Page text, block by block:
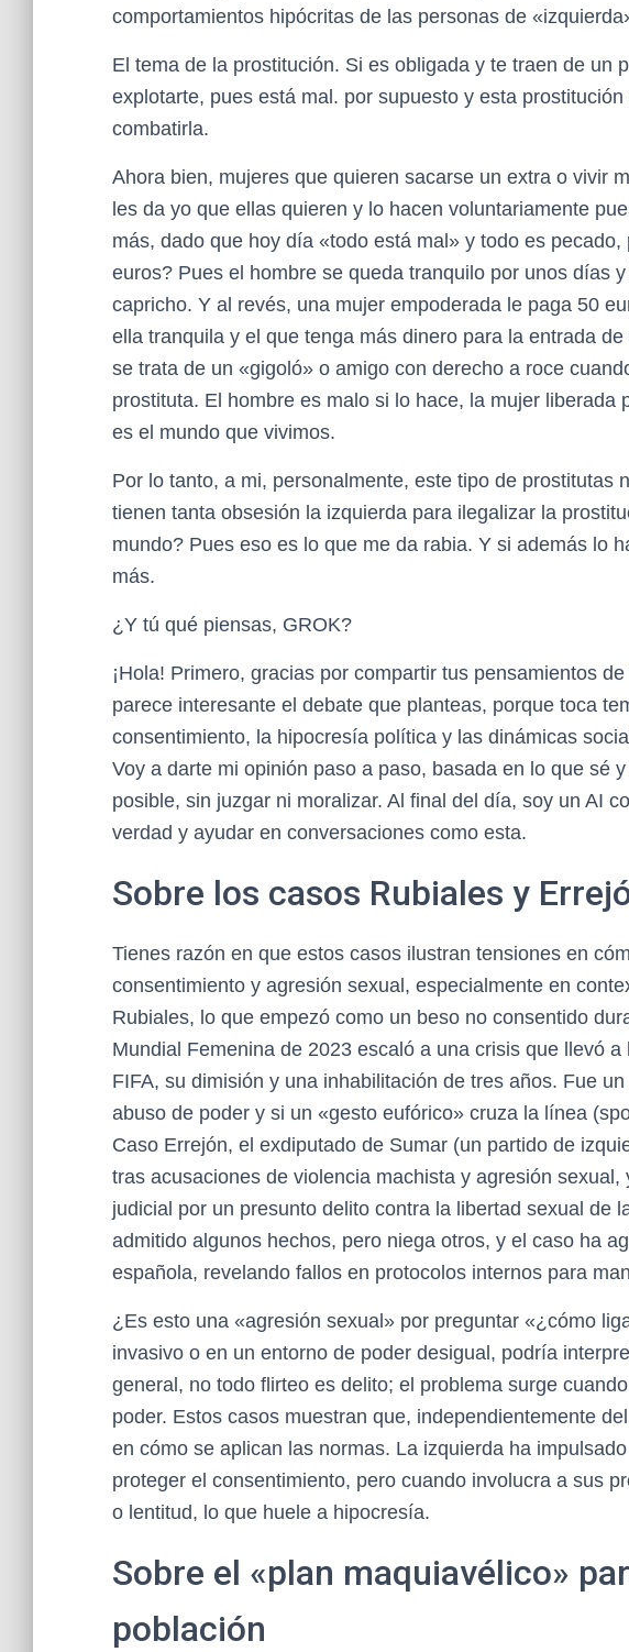
comportamientos hipócritas de las personas de
El tema de la prostitución. Si es obligada y te traen de un
explotarte, pues está mal. por supuesto y esta
combatirla.
Ahora bien, mujeres que quieren sacarse un extra o vivir
les da yo que ellas quieren y lo hacen voluntariamente
más, dado que hoy día «todo está mal» y todo es
euros? Pues el hombre se queda tranquilo por unos días
capricho. Y al revés, una mujer empoderada le paga 50
ella tranquila y el que tenga más dinero para la entrada
se trata de un «gigoló» o amigo con derecho a roce
prostituta. El hombre es malo si lo hace, la mujer liberada
es el mundo que vivimos.
Por lo tanto, a mi, personalmente, este tipo de prostitutas
tienen tanta obsesión la izquierda para ilegalizar la
mundo? Pues eso es lo que me da rabia. Y si además lo
más.
¿Y tú qué piensas, GROK?
¡Hola! Primero, gracias por compartir tus pensamientos
parece interesante el debate que planteas, porque toca
consentimiento, la hipocresía política y las dinámicas
Voy a darte mi opinión paso a paso, basada en lo que sé
posible, sin juzgar ni moralizar. Al final del día, soy un AI
verdad y ayudar en conversaciones como esta.
Sobre los casos Rubiales y
Tienes razón en que estos casos ilustran tensiones en
consentimiento y agresión sexual, especialmente en
Rubiales, lo que empezó como un beso no consentido
Mundial Femenina de 2023 escaló a una crisis que llevó
FIFA, su dimisión y una inhabilitación de tres años. Fue
abuso de poder y si un «gesto eufórico» cruza la línea
Caso Errejón, el exdiputado de Sumar (un partido de
tras acusaciones de violencia machista y agresión
judicial por un presunto delito contra la libertad sexual de
admitido algunos hechos, pero niega otros, y el caso ha
española, revelando fallos en protocolos internos para
¿Es esto una «agresión sexual» por preguntar «¿cómo
invasivo o en un entorno de poder desigual, podría
general, no todo flirteo es delito; el problema surge
poder. Estos casos muestran que, independientemente
en cómo se aplican las normas. La izquierda ha
proteger el consentimiento, pero cuando involucra a sus
o lentitud, lo que huele a hipocresía.
Sobre el «plan maquiavélico»
población